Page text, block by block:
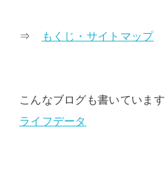
⇒ もくじ・サイトマップ
こんなブログも書いています
ライフデータ